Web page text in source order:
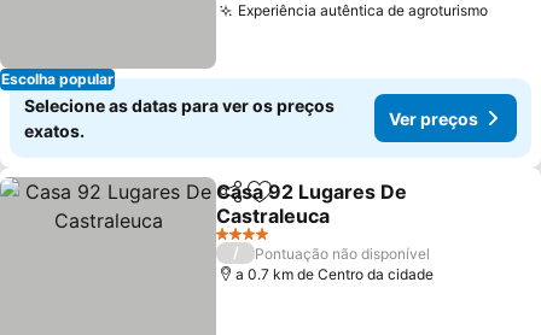
Escolha popular
Experiência autêntica de agroturismoVer
Selecione as datas para ver os preços
exatos.
Ver preços
PartilharAdicionar aos favoritos
Casa 92 Lugares De
Castraleuca
Ver preços
4 Estrelas
/
Pontuação não disponível
a 0.7 km de Centro da cidade